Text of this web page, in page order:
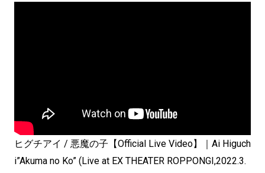
ヒグチアイ / 悪魔の子【Official Live Video】｜Ai Higuch
i”Akuma no Ko” (Live at EX THEATER ROPPONGI,2022.3.